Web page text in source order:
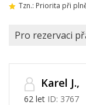
Tzn.: Priorita při
Pro rezervaci
Karel J.,
62 let ID: 3767